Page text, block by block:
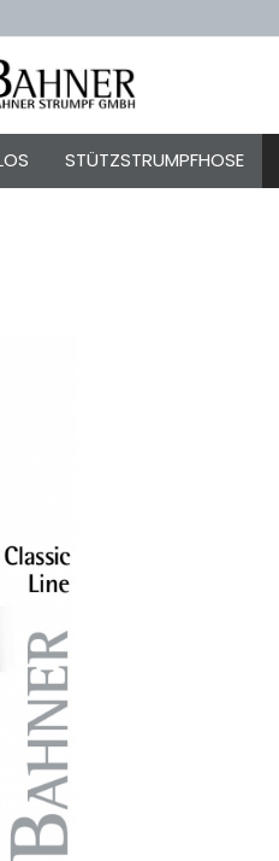
STÜTZSTRUMPFHOSE